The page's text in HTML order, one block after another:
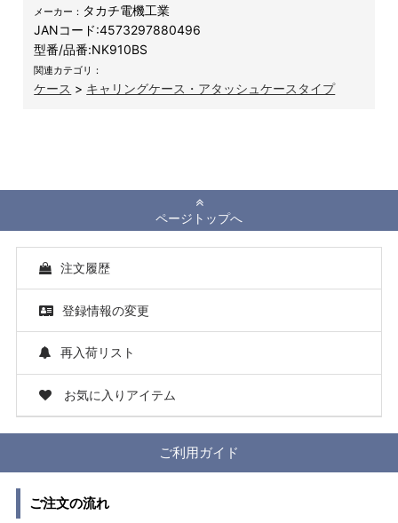
メーカー： タカチ電機工業
JANコード:4573297880496
型番/品番:NK910BS
関連カテゴリ：
ケース > キャリングケース・アタッシュケースタイプ
ページトップへ
注文履歴
登録情報の変更
再入荷リスト
お気に入りアイテム
ご利用ガイド
ご注文の流れ